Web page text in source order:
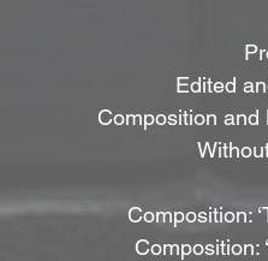
Edited
Composition and
Composition:
Composition: